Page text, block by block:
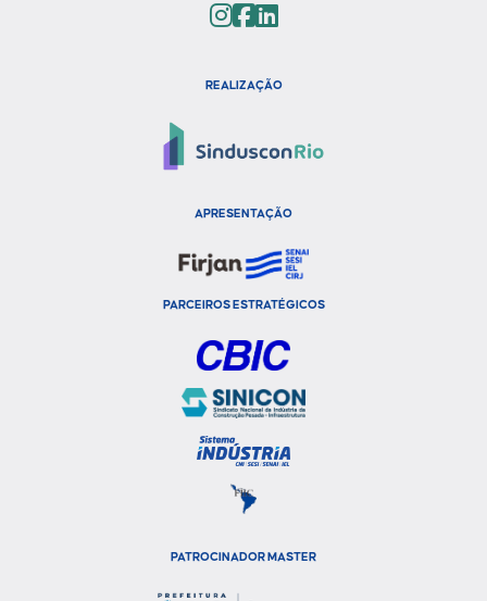
REALIZAÇÃO
APRESENTAÇÃO
PARCEIROS ESTRATÉGICOS
PATROCINADOR MASTER